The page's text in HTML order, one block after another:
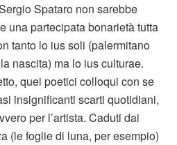
Spataro non sarebbe
una partecipata bonarietà tutta
tanto lo ius soli (palermitano
nascita) ma lo ius culturae.
quei poetici colloqui con se
insignificanti scarti quotidiani,
per l’artista. Caduti dai
(le foglie di luna, per esempio)